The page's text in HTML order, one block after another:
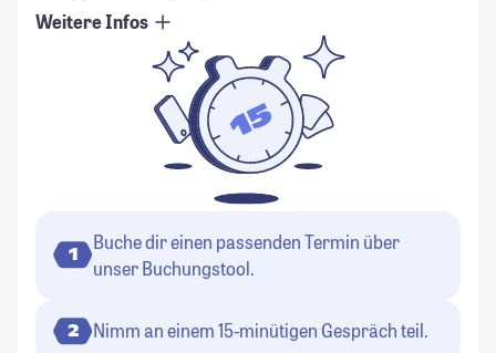
Weitere Infos
1
Buche dir einen passenden Termin über
unser Buchungstool.
2 Nimm an einem 15-minütigen Gespräch teil.